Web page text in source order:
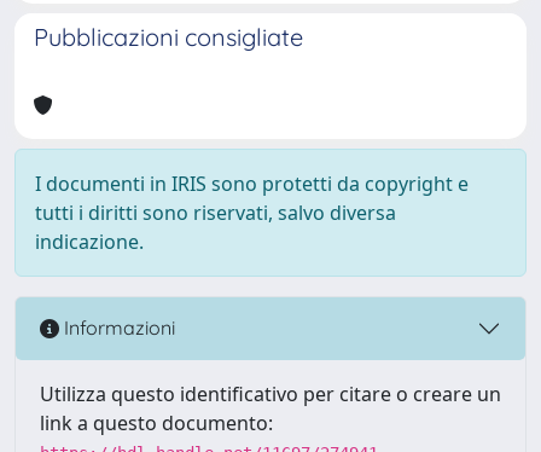
Pubblicazioni consigliate
I documenti in IRIS sono protetti da copyright e
tutti i diritti sono riservati, salvo diversa
indicazione.
Informazioni
Utilizza questo identificativo per citare o creare un
link a questo documento: